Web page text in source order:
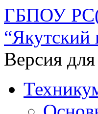
ГБПОУ
“Якутский
Версия